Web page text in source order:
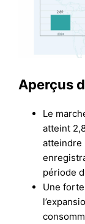
Aperçus
Le
atteint
atteindre
période
Une